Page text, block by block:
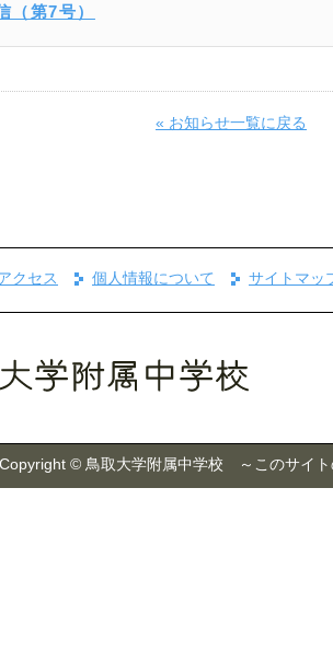
（第7号）
« お知らせ一覧に戻る
クセス 個人情報について サイトマッ
Copyright © 鳥取大学附属中学校 ～このサイト